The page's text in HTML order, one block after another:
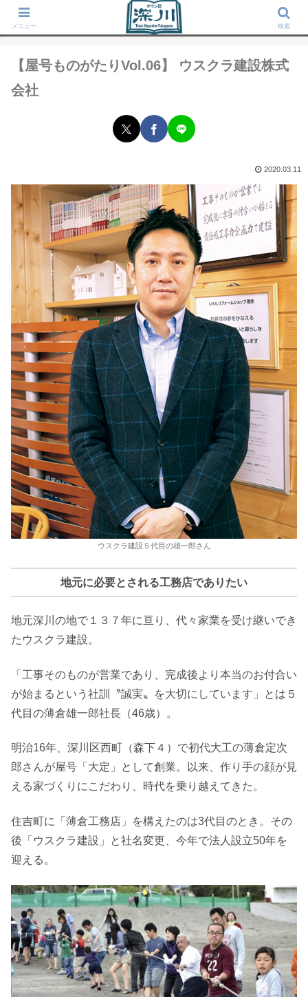
タウン誌「深川」が運営する東京深川の地域情報サイト
【屋号ものがたりVol.06】 ウスクラ建設株式
会社
2020.03.11
ウスクラ建設５代目の雄一郎さん
地元に必要とされる工務店でありたい
地元深川の地で１３７年に亘り、代々家業を受け継いでき
たウスクラ建設。
「工事そのものが営業であり、完成後より本当のお付合い
が始まるという社訓〝誠実〟を大切にしています」とは５
代目の薄倉雄一郎社長（46歳）。
明治16年、深川区西町（森下４）で初代大工の薄倉定次
郎さんが屋号「大定」として創業。以来、作り手の顔が見
える家づくりにこだわり、時代を乗り越えてきた。
住吉町に「薄倉工務店」を構えたのは3代目のとき。その
後「ウスクラ建設」と社名変更、今年で法人設立50年を
迎える。
メニュー 検索